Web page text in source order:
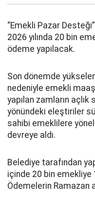
“Emekli Pazar
2026 yılında 20 bin
ödeme yapılacak.
Son dönemde
nedeniyle emekli
yapılan zamların açlık
yönündeki eleştiriler
sahibi emeklilere
devreye aldı.
Belediye tarafından
içinde 20 bin
Ödemelerin Ramazan